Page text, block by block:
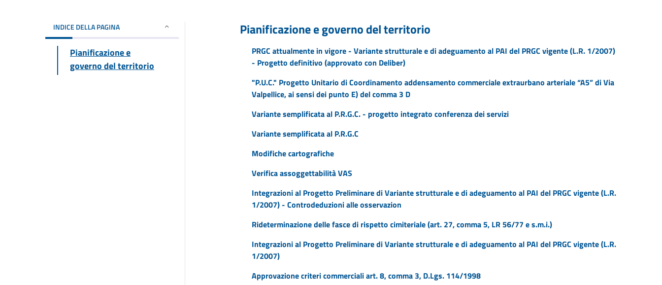
INDICE DELLA PAGINA
Pianificazione e
governo del territorio
Pianificazione e governo del territorio
PRGC attualmente in vigore - Variante strutturale e di adeguamento al PAI del PRGC vigente (L.R. 1/2007)
- Progetto definitivo (approvato con Deliber)
"P.U.C." Progetto Unitario di Coordinamento addensamento commerciale extraurbano arteriale “A5” di Via
Valpellice, ai sensi dei punto E) del comma 3 D
Variante semplificata al P.R.G.C. - progetto integrato conferenza dei servizi
Variante semplificata al P.R.G.C
Modifiche cartografiche
Verifica assoggettabilità VAS
Integrazioni al Progetto Preliminare di Variante strutturale e di adeguamento al PAI del PRGC vigente (L.R.
1/2007) - Controdeduzioni alle osservazion
Rideterminazione delle fasce di rispetto cimiteriale (art. 27, comma 5, LR 56/77 e s.m.i.)
Integrazioni al Progetto Preliminare di Variante strutturale e di adeguamento al PAI del PRGC vigente (L.R.
1/2007)
Approvazione criteri commerciali art. 8, comma 3, D.Lgs. 114/1998